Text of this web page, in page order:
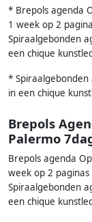
* Brepols agenda
1 week op 2
Spiraalgebonden
een chique
*
in een chique
Brepols
Palermo
Brepols agenda
week op 2
Spiraalgebonden
een chique